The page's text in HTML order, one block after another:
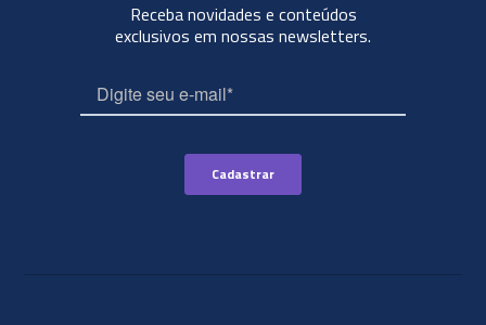
Receba novidades e conteúdos
exclusivos em nossas newsletters.